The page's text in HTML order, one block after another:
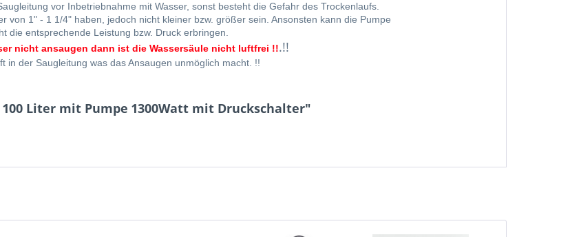
vor Inbetriebnahme mit Wasser, sonst besteht die Gefahr des Trockenlaufs.
von 1" - 1 1/4" haben, jedoch nicht kleiner bzw. größer sein. Ansonsten kann die Pumpe
die entsprechende Leistung bzw. Druck erbringen.
nicht ansaugen dann ist die Wassersäule nicht luftfrei !!.!!
in der Saugleitung was das Ansaugen unmöglich macht. !!
Liter mit Pumpe 1300Watt mit Druckschalter"